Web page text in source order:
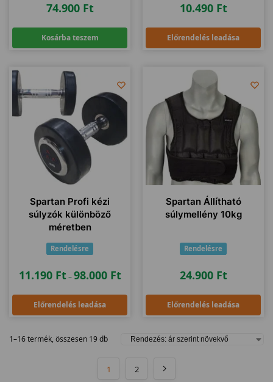
74.900 Ft
Kosárba teszem
10.490 Ft
Előrendelés leadása
Spartan Profi kézi
súlyzók különböző
méretben
Rendelésre
11.190 Ft – 98.000 Ft
Előrendelés leadása
Spartan Állítható
súlymellény 10kg
Rendelésre
24.900 Ft
Előrendelés leadása
1–16 termék, összesen 19 db
1 2